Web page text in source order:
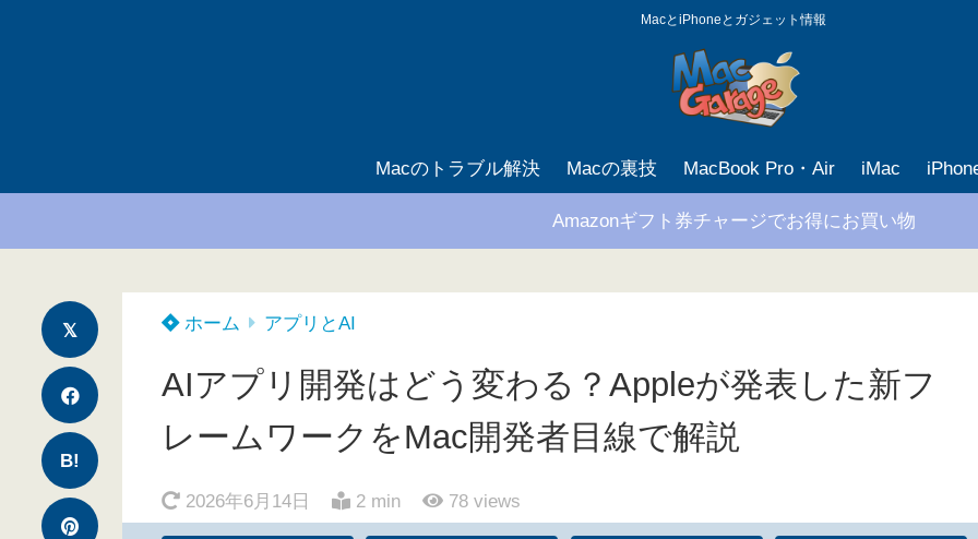
MacとiPhoneとガジェット情報
Macのトラブル解決 Macの裏技 MacBook Pro・Air iMac
Amazonギフト券チャージでお得にお買い物
B!
ホーム アプリとAI
AIアプリ開発はどう変わる？Appleが発表した新フ
レームワークをMac開発者目線で解説
2026年6月14日 2 min 78 views